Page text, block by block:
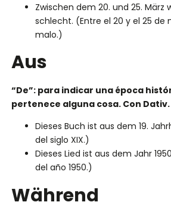
Zwischen dem 20. und 25. März
schlecht. (Entre el 20 y el 25
malo.)
Aus
“De”: para indicar una época
pertenece alguna cosa. Con Dativ.
Dieses Buch ist aus dem 19.
del siglo XIX.)
Dieses Lied ist aus dem Jahr
del año 1950.)
Während